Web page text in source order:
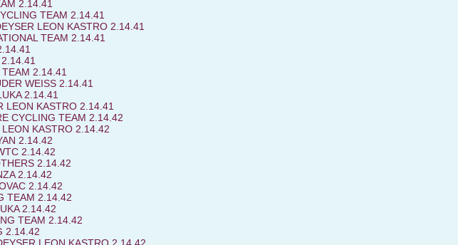
2.14.41
TEAM 2.14.41
LEON KASTRO 2.14.41
TEAM 2.14.41
2.14.41
WEISS 2.14.41
2.14.41
LEON KASTRO 2.14.41
CYCLING TEAM 2.14.42
KASTRO 2.14.42
2.14.42
2.14.42
2.14.42
2.14.42
2.14.42
TEAM 2.14.42
2.14.42
TEAM 2.14.42
2.14.42